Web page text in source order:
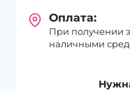
Оплата:
При получении
наличными